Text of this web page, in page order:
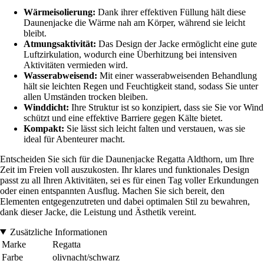
Wärmeisolierung: Dank ihrer effektiven Füllung hält diese
Daunenjacke die Wärme nah am Körper, während sie leicht
bleibt.
Atmungsaktivität: Das Design der Jacke ermöglicht eine gute
Luftzirkulation, wodurch eine Überhitzung bei intensiven
Aktivitäten vermieden wird.
Wasserabweisend: Mit einer wasserabweisenden Behandlung
hält sie leichten Regen und Feuchtigkeit stand, sodass Sie unter
allen Umständen trocken bleiben.
Winddicht: Ihre Struktur ist so konzipiert, dass sie Sie vor Wind
schützt und eine effektive Barriere gegen Kälte bietet.
Kompakt: Sie lässt sich leicht falten und verstauen, was sie
ideal für Abenteurer macht.
Entscheiden Sie sich für die Daunenjacke Regatta Aldthorn, um Ihre
Zeit im Freien voll auszukosten. Ihr klares und funktionales Design
passt zu all Ihren Aktivitäten, sei es für einen Tag voller Erkundungen
oder einen entspannten Ausflug. Machen Sie sich bereit, den
Elementen entgegenzutreten und dabei optimalen Stil zu bewahren,
dank dieser Jacke, die Leistung und Ästhetik vereint.
Zusätzliche Informationen
Marke
Regatta
Farbe
olivnacht/schwarz